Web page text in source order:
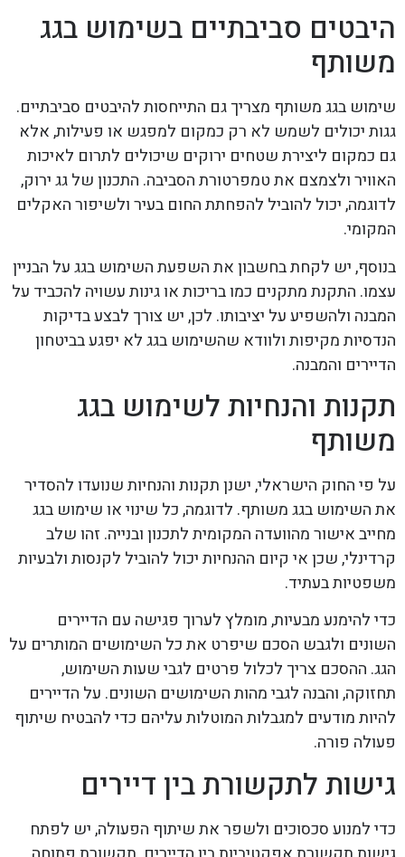
היבטים סביבתיים בשימוש בגג
משותף
שימוש בגג משותף מצריך גם התייחסות להיבטים סביבתיים.
גגות יכולים לשמש לא רק כמקום למפגש או פעילות, אלא
גם כמקום ליצירת שטחים ירוקים שיכולים לתרום לאיכות
האוויר ולצמצם את טמפרטורת הסביבה. התכנון של גג ירוק,
לדוגמה, יכול להוביל להפחתת החום בעיר ולשיפור האקלים
המקומי.
בנוסף, יש לקחת בחשבון את השפעת השימוש בגג על הבניין
עצמו. התקנת מתקנים כמו בריכות או גינות עשויה להכביד על
המבנה ולהשפיע על יציבותו. לכן, יש צורך לבצע בדיקות
הנדסיות מקיפות ולוודא שהשימוש בגג לא יפגע בביטחון
הדיירים והמבנה.
תקנות והנחיות לשימוש בגג
משותף
על פי החוק הישראלי, ישנן תקנות והנחיות שנועדו להסדיר
את השימוש בגג משותף. לדוגמה, כל שינוי או שימוש בגג
מחייב אישור מהוועדה המקומית לתכנון ובנייה. זהו שלב
קרדינלי, שכן אי קיום ההנחיות יכול להוביל לקנסות ולבעיות
משפטיות בעתיד.
כדי להימנע מבעיות, מומלץ לערוך פגישה עם הדיירים
השונים ולגבש הסכם שיפרט את כל השימושים המותרים על
הגג. ההסכם צריך לכלול פרטים לגבי שעות השימוש,
תחזוקה, והבנה לגבי מהות השימושים השונים. על הדיירים
להיות מודעים למגבלות המוטלות עליהם כדי להבטיח שיתוף
פעולה פורה.
גישות לתקשורת בין דיירים
כדי למנוע סכסוכים ולשפר את שיתוף הפעולה, יש לפתח